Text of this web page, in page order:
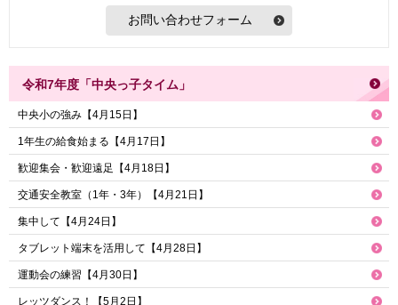
令和7年度「中央っ子タイム」
中央小の強み【4月15日】
1年生の給食始まる【4月17日】
歓迎集会・歓迎遠足【4月18日】
交通安全教室（1年・3年）【4月21日】
集中して【4月24日】
タブレット端末を活用して【4月28日】
運動会の練習【4月30日】
レッツダンス！【5月2日】